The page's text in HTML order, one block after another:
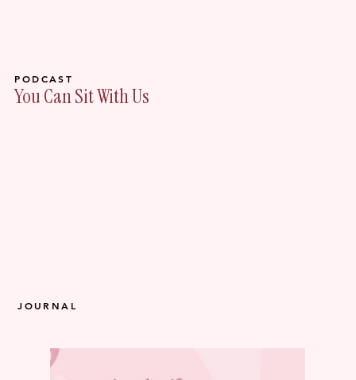
PODCAST
You Can Sit With Us
JOURNAL